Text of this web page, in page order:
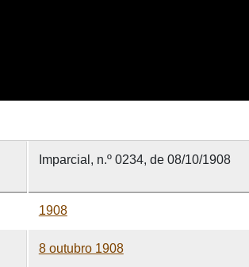
Imparcial, n.º 0234, de 08/10/1908
1908
8 outubro 1908